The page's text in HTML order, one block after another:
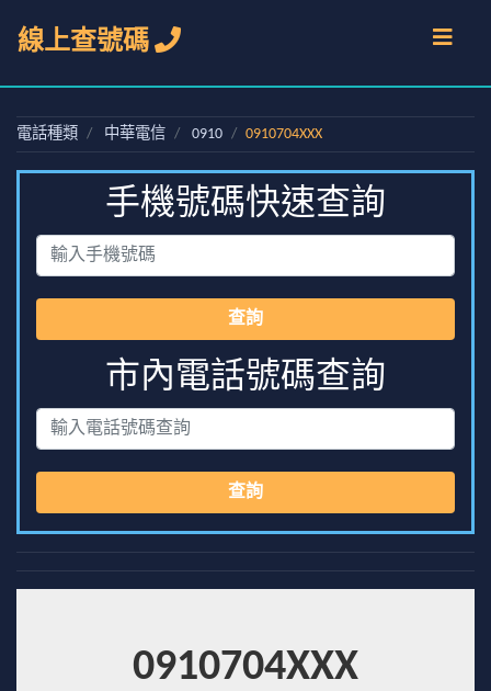
線上查號碼
電話種類 中華電信 0910 0910704XXX
手機號碼快速查詢
查詢
市內電話號碼查詢
查詢
0910704XXX